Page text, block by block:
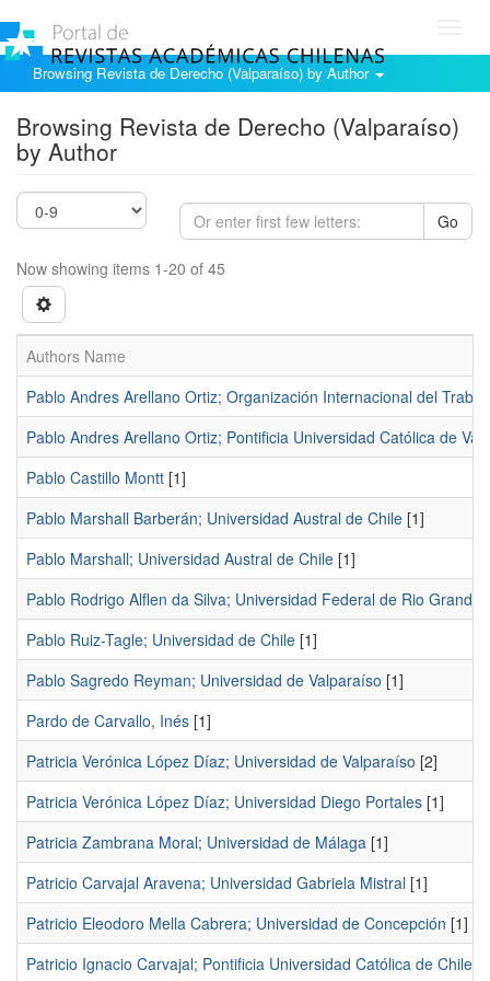
Browsing Revista de Derecho (Valparaíso) by Author
Browsing Revista de Derecho (Valparaíso)
by Author
Go
Now showing items 1-20 of 45
Authors Name
Pablo Andres Arellano Ortiz; Organización Internacional del
Pablo Andres Arellano Ortiz; Pontificia Universidad Católica de
Pablo Castillo Montt [1]
Pablo Marshall Barberán; Universidad Austral de Chile [1]
Pablo Marshall; Universidad Austral de Chile [1]
Pablo Rodrigo Alflen da Silva; Universidad Federal de Rio Grande
Pablo Ruiz-Tagle; Universidad de Chile [1]
Pablo Sagredo Reyman; Universidad de Valparaíso [1]
Pardo de Carvallo, Inés [1]
Patricia Verónica López Díaz; Universidad de Valparaíso [2]
Patricia Verónica López Díaz; Universidad Diego Portales [1]
Patricia Zambrana Moral; Universidad de Málaga [1]
Patricio Carvajal Aravena; Universidad Gabriela Mistral [1]
Patricio Eleodoro Mella Cabrera; Universidad de Concepción [1]
Patricio Ignacio Carvajal; Pontificia Universidad Católica de Chile